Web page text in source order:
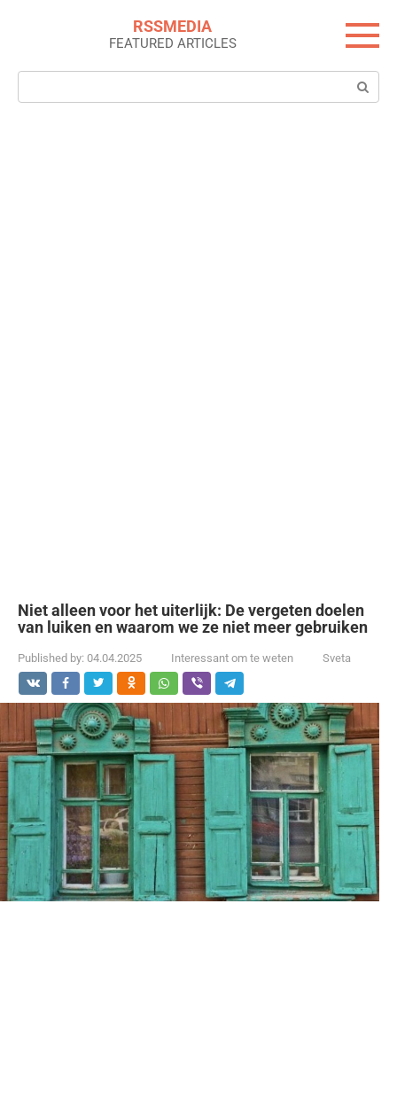
RSSMEDIA
FEATURED ARTICLES
Search:
Niet alleen voor het uiterlijk: De vergeten doelen
van luiken en waarom we ze niet meer gebruiken
Published by: 04.04.2025 Interessant om te weten Sveta